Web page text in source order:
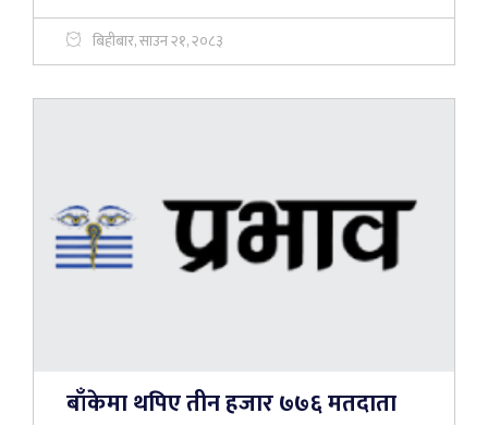
बिहीबार, साउन २१, २०८३
बाँकेमा थपिए तीन हजार ७७६ मतदाता